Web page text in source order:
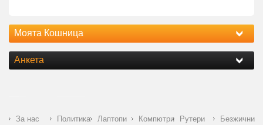
Моята Кошница
Анкета
За нас
Политика
Лаптопи
Компютри
Рутери
Безжични